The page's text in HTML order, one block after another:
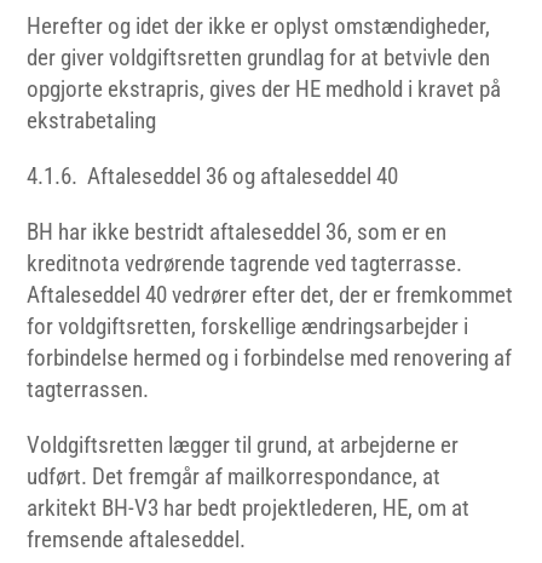
Herefter og idet der ikke er oplyst omstændigheder,
der giver voldgiftsretten grundlag for at betvivle den
opgjorte ekstrapris, gives der HE medhold i kravet på
ekstrabetaling
4.1.6. Aftaleseddel 36 og aftaleseddel 40
BH har ikke bestridt aftaleseddel 36, som er en
kreditnota vedrørende tagrende ved tagterrasse.
Aftaleseddel 40 vedrører efter det, der er fremkommet
for voldgiftsretten, forskellige ændringsarbejder i
forbindelse hermed og i forbindelse med renovering af
tagterrassen.
Voldgiftsretten lægger til grund, at arbejderne er
udført. Det fremgår af mailkorrespondance, at
arkitekt BH-V3 har bedt projektlederen, HE, om at
fremsende aftaleseddel.